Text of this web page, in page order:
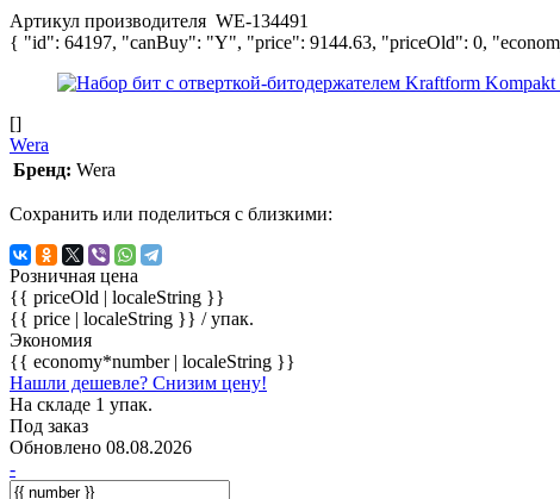
Артикул производителя WE-134491
{ "id": 64197, "canBuy": "Y", "price": 9144.63, "priceOld": 0,
[]
Wera
Бренд: Wera
Сохранить или поделиться с близкими:
Розничная цена
{{ priceOld | localeString }}
{{ price | localeString }} / упак.
Экономия
{{ economy*number | localeString }}
Нашли дешевле? Снизим цену!
На складе 1 упак.
Под заказ
Обновлено 08.08.2026
-